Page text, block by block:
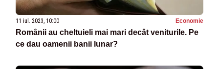
11 iul. 2023, 10:00 Economie
Românii au cheltuieli mai mari decât veniturile. Pe
ce dau oamenii banii lunar?